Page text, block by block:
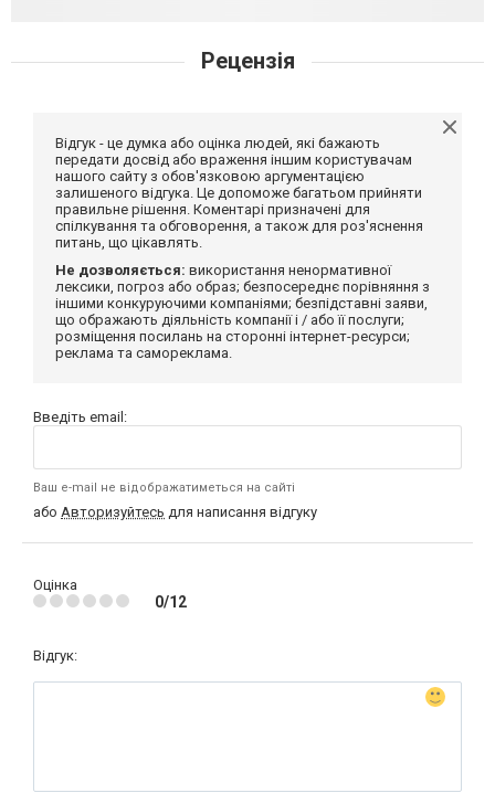
Рецензія
Відгук - це думка або оцінка людей, які бажають
передати досвід або враження іншим користувачам
нашого сайту з обов'язковою аргументацією
залишеного відгука. Це допоможе багатьом прийняти
правильне рішення. Коментарі призначені для
спілкування та обговорення, а також для роз'яснення
питань, що цікавлять.
Не дозволяється: використання ненормативної
лексики, погроз або образ; безпосереднє порівняння з
іншими конкуруючими компаніями; безпідставні заяви,
що ображають діяльність компанії і / або її послуги;
розміщення посилань на сторонні інтернет-ресурси;
реклама та самореклама.
Введіть email:
Ваш e-mail не відображатиметься на сайті
або Авторизуйтесь для написання відгуку
Оцінка
0/12
Відгук: